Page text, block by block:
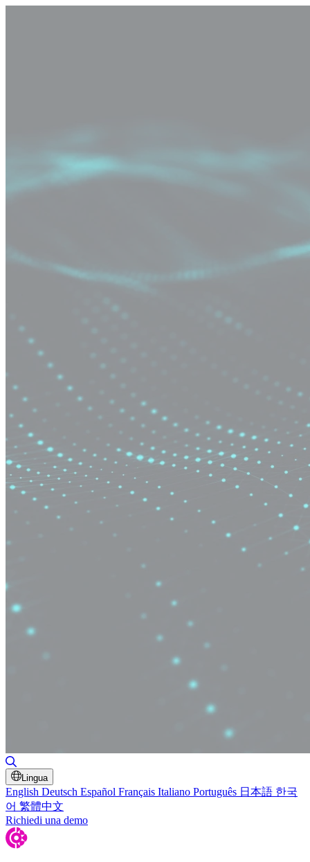
Lingua
English Deutsch Español Français Italiano Português 日本語 한국
어 繁體中文
Richiedi una demo